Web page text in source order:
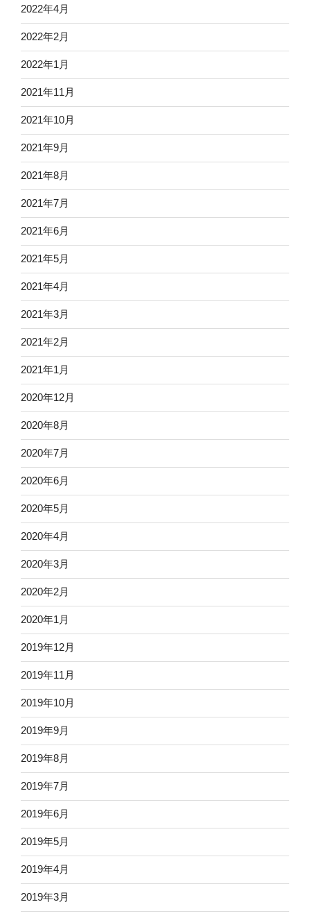
2022年4月
2022年2月
2022年1月
2021年11月
2021年10月
2021年9月
2021年8月
2021年7月
2021年6月
2021年5月
2021年4月
2021年3月
2021年2月
2021年1月
2020年12月
2020年8月
2020年7月
2020年6月
2020年5月
2020年4月
2020年3月
2020年2月
2020年1月
2019年12月
2019年11月
2019年10月
2019年9月
2019年8月
2019年7月
2019年6月
2019年5月
2019年4月
2019年3月